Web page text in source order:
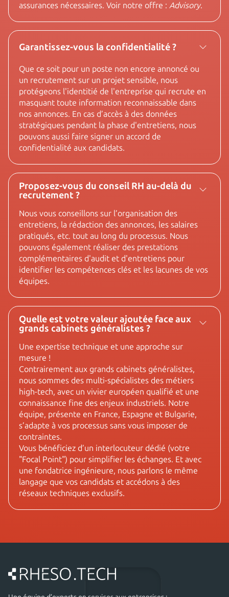
assurances nécessaires. Voir notre offre : Advisory.
Garantissez-vous la confidentialité ?
Que ce soit pour un poste non encore annoncé ou
un recrutement sur un projet sensible, nous
protégeons l'identitié de l'entreprise qui recrute en
masquant toute information reconnaissable dans
nos annonces. En cas d’accès à des données
stratégiques pendant la phase d'entretiens, nous
pouvons aussi faire signer un accord de
confidentialité aux candidats.
Proposez-vous du conseil RH au-delà du
recrutement ?
Nous vous conseillons sur l’organisation des
entretiens, la rédaction des annonces, les salaires
pratiqués, etc. tout au long du processus. Nous
pouvons également réaliser des prestations
complémentaires d'audit et d'entretiens pour
identifier les compétences clés et les lacunes de vos
équipes.
Quelle est votre valeur ajoutée face aux
grands cabinets généralistes ?
Une expertise technique et une approche sur
mesure !
Contrairement aux grands cabinets généralistes,
nous sommes des multi-spécialistes des métiers
high-tech, avec un vivier européen qualifié et une
connaissance fine des enjeux industriels. Notre
équipe, présente en France, Espagne et Bulgarie,
s’adapte à vos processus sans vous imposer de
contraintes.
Vous bénéficiez d’un interlocuteur dédié (votre
"Focal Point") pour simplifier les échanges. Et avec
une fondatrice ingénieure, nous parlons le même
langage que vos candidats et accédons à des
réseaux techniques exclusifs.